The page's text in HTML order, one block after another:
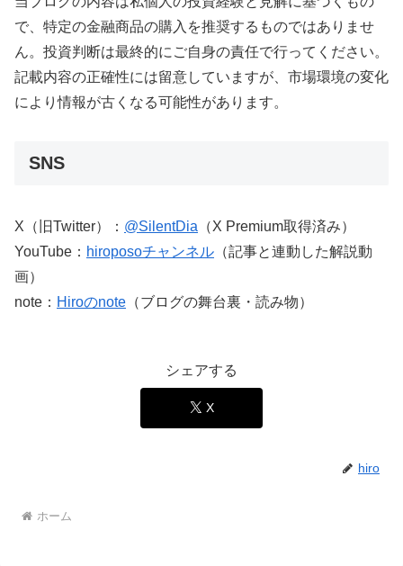
で、特定の金融商品の購入を推奨するものではありませ
ん。投資判断は最終的にご自身の責任で行ってください。
記載内容の正確性には留意していますが、市場環境の変化
により情報が古くなる可能性があります。
SNS
X（旧Twitter）： @SilentDia （X Premium取得済み）
YouTube： hiroposoチャンネル （記事と連動した解説動
画）
note： Hiroのnote （ブログの舞台裏・読み物）
シェアする
X
hiro
ホーム